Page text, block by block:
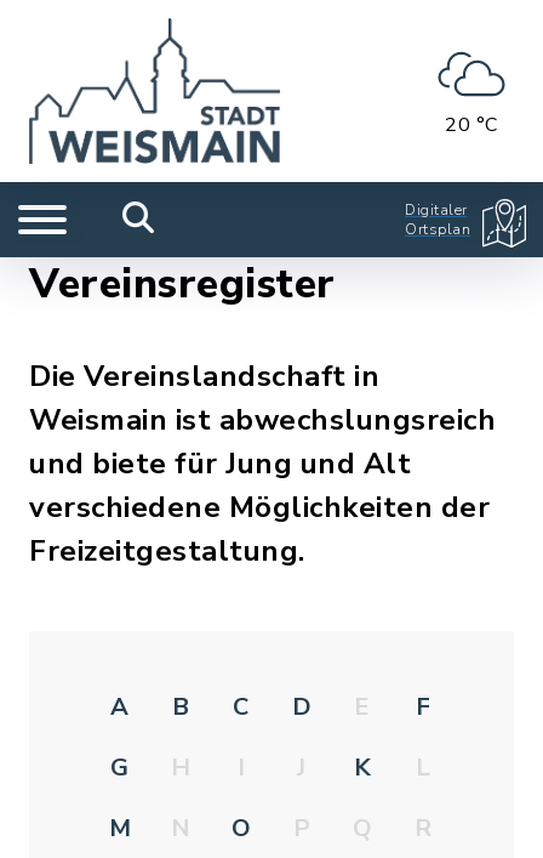
20 °C
Digitaler
Ortsplan
Vereinsregister
Die Vereinslandschaft in
Weismain ist abwechslungsreich
und biete für Jung und Alt
verschiedene Möglichkeiten der
Freizeitgestaltung.
A B C D E
F
G
H I J K
L
M
N O P Q
R